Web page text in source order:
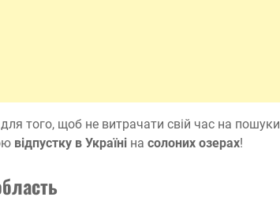
того, щоб не витрачати свій час на пошуки
відпустку в Україні на солоних озерах!